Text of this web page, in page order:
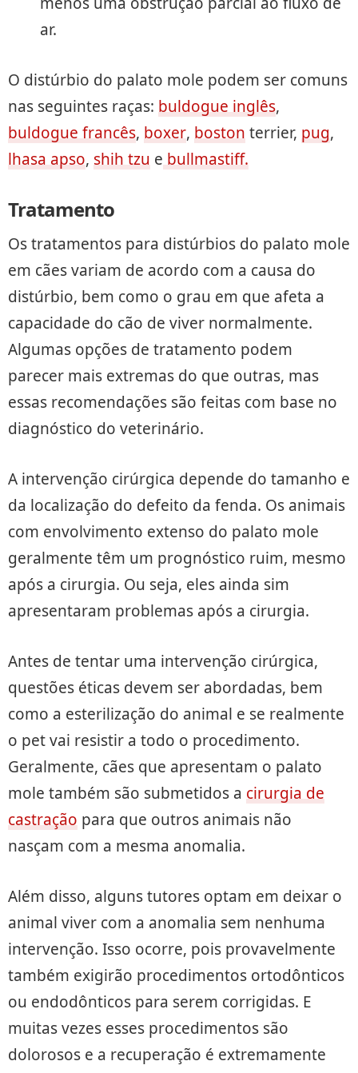
ar.
O distúrbio do palato mole podem ser comuns
nas seguintes raças: buldogue inglês,
buldogue francês, boxer, boston terrier, pug,
lhasa apso, shih tzu e bullmastiff.
Tratamento
Os tratamentos para distúrbios do palato mole
em cães variam de acordo com a causa do
distúrbio, bem como o grau em que afeta a
capacidade do cão de viver normalmente.
Algumas opções de tratamento podem
parecer mais extremas do que outras, mas
essas recomendações são feitas com base no
diagnóstico do veterinário.
A intervenção cirúrgica depende do tamanho e
da localização do defeito da fenda. Os animais
com envolvimento extenso do palato mole
geralmente têm um prognóstico ruim, mesmo
após a cirurgia. Ou seja, eles ainda sim
apresentaram problemas após a cirurgia.
Antes de tentar uma intervenção cirúrgica,
questões éticas devem ser abordadas, bem
como a esterilização do animal e se realmente
o pet vai resistir a todo o procedimento.
Geralmente, cães que apresentam o palato
mole também são submetidos a cirurgia de
castração para que outros animais não
nasçam com a mesma anomalia.
Além disso, alguns tutores optam em deixar o
animal viver com a anomalia sem nenhuma
intervenção. Isso ocorre, pois provavelmente
também exigirão procedimentos ortodônticos
ou endodônticos para serem corrigidas. E
muitas vezes esses procedimentos são
dolorosos e a recuperação é extremamente